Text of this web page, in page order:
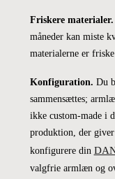
Friskere materialer.
måneder kan miste
materialerne er
Konfiguration. Du
sammensættes;
ikke custom-made i
produktion, der
konfigurere din
valgfrie armlæn og